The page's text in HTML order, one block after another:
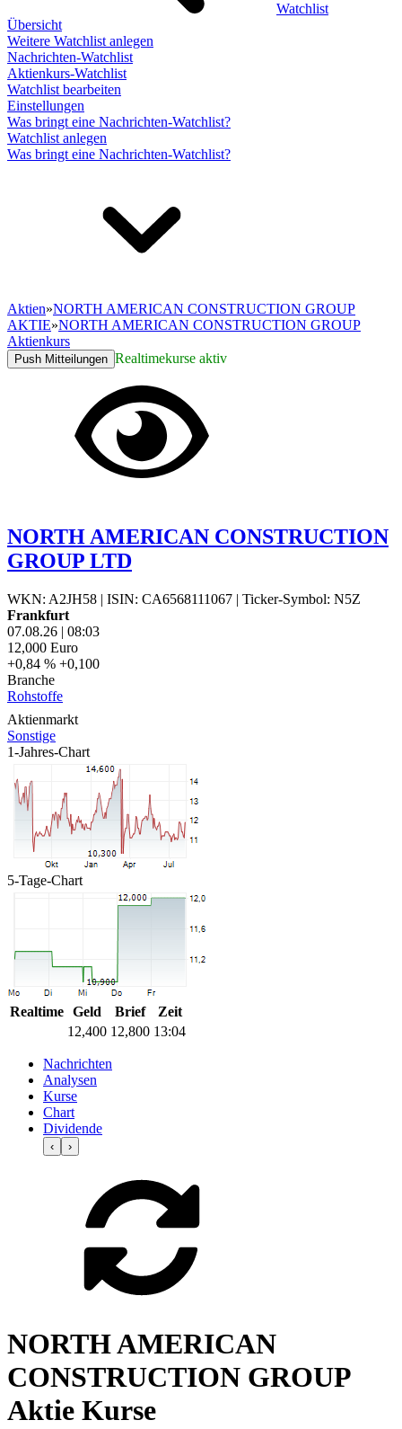
Watchlist
Übersicht
Weitere Watchlist anlegen
Nachrichten-Watchlist
Aktienkurs-Watchlist
Watchlist bearbeiten
Einstellungen
Was bringt eine Nachrichten-Watchlist?
Watchlist anlegen
Was bringt eine Nachrichten-Watchlist?
Aktien»NORTH AMERICAN CONSTRUCTION GROUP
AKTIE»NORTH AMERICAN CONSTRUCTION GROUP
Aktienkurs
Push Mitteilungen Realtimekurse aktiv
NORTH AMERICAN CONSTRUCTION
GROUP LTD
WKN: A2JH58 | ISIN: CA6568111067 | Ticker-Symbol: N5Z
Frankfurt
07.08.26 | 08:03
12,000 Euro
+0,84 % +0,100
Branche
Rohstoffe
Aktienmarkt
Sonstige
1-Jahres-Chart
5-Tage-Chart
Realtime Geld Brief
Zeit
12,400 12,800 13:04
Nachrichten
Analysen
Kurse
Chart
Dividende
‹ ›
NORTH AMERICAN
CONSTRUCTION GROUP
Aktie Kurse